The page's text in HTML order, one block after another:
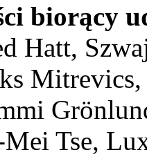
biorący
Hatt,
Tse,